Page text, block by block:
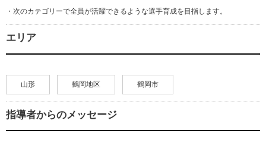
・次のカテゴリーで全員が活躍できるような選手育成を目指します。
エリア
山形 鶴岡地区 鶴岡市
指導者からのメッセージ